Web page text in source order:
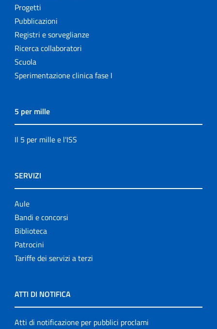
Progetti
Pubblicazioni
Registri e sorveglianze
Ricerca collaboratori
Scuola
Sperimentazione clinica fase I
5 per mille
Il 5 per mille e l'ISS
SERVIZI
Aule
Bandi e concorsi
Biblioteca
Patrocini
Tariffe dei servizi a terzi
ATTI DI NOTIFICA
Atti di notificazione per pubblici proclami